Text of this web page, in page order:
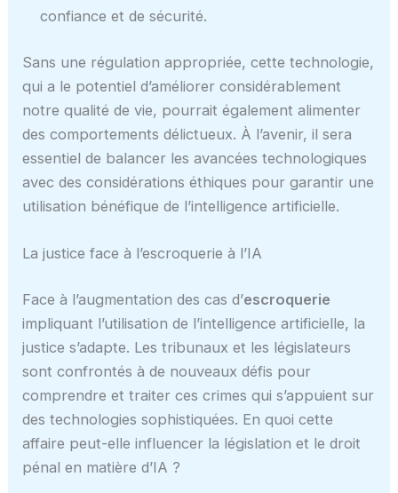
confiance et de sécurité.
Sans une régulation appropriée, cette technologie,
qui a le potentiel d’améliorer considérablement
notre qualité de vie, pourrait également alimenter
des comportements délictueux. À l’avenir, il sera
essentiel de balancer les avancées technologiques
avec des considérations éthiques pour garantir une
utilisation bénéfique de l’intelligence artificielle.
La justice face à l’escroquerie à l’IA
Face à l’augmentation des cas d’escroquerie
impliquant l’utilisation de l’intelligence artificielle, la
justice s’adapte. Les tribunaux et les législateurs
sont confrontés à de nouveaux défis pour
comprendre et traiter ces crimes qui s’appuient sur
des technologies sophistiquées. En quoi cette
affaire peut-elle influencer la législation et le droit
pénal en matière d’IA ?